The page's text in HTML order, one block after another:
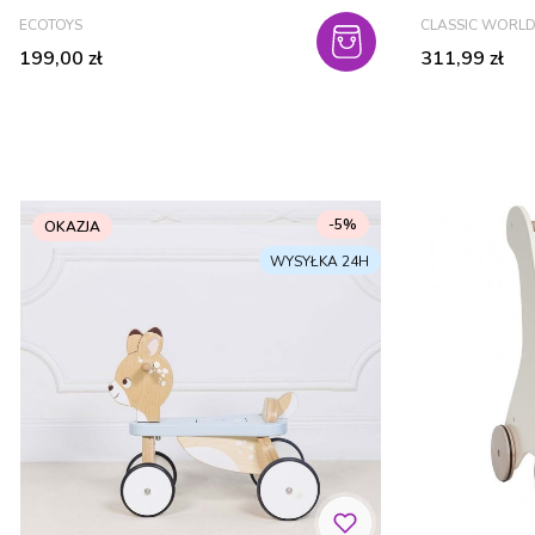
PRODUCENT
ECOTOYS
Cena
199,00 zł
PRODUCENT
CLASSIC WORLD
Cena
311,99 zł
OKAZJA -5%